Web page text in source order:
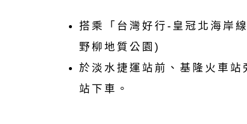
搭乘「台灣好行-皇冠北海岸
野柳地質公園)
於淡水捷運站前、基隆火車站
站下車。